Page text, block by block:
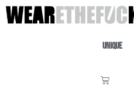
Unique